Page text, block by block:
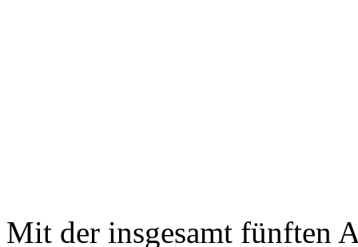
Mit der insgesamt fünften